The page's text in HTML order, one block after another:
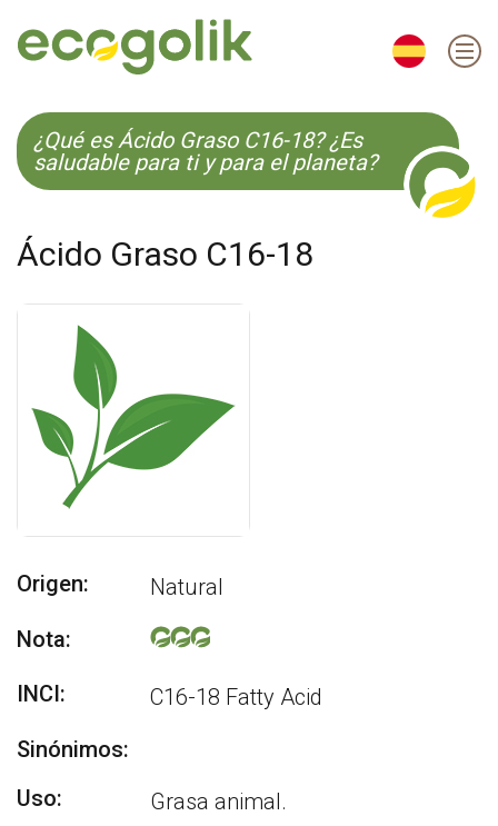
EN ES CS KO
¿Qué es Ácido Graso C16-18? ¿Es
saludable para ti y para el planeta?
Ácido Graso C16-18
Origen:
Natural
Nota:
INCI:
C16-18 Fatty Acid
Sinónimos:
Uso:
Grasa animal.